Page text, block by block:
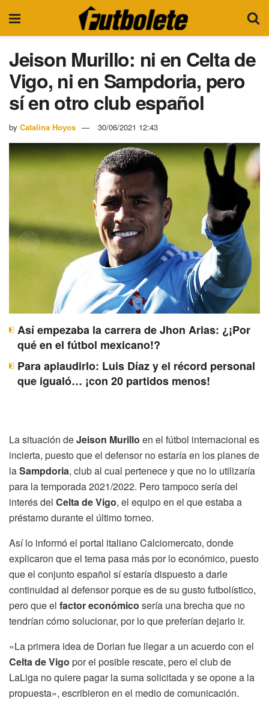
Jeison Murillo: ni en Celta de
Vigo, ni en Sampdoria, pero
sí en otro club español
by Catalina Hoyos 30/06/2021 12:43
Así empezaba la carrera de Jhon Arias: ¿¡Por
qué en el fútbol mexicano!?
Para aplaudirlo: Luis Díaz y el récord personal
que igualó… ¡con 20 partidos menos!
La situación deJeison Murillo en el fútbol internacional es
incierta, puesto que el defensor no estaría en los planes de
laSampdoria, club al cual pertenece y que no lo utilizaría
para la temporada 2021/2022. Pero tampoco sería del
interés del Celta de Vigo, el equipo en el que estaba a
préstamo durante el último torneo.
Así lo informó el portal italiano Calciomercato, donde
explicaron que el tema pasa más por lo económico, puesto
que el conjunto español sí estaría dispuesto a darle
continuidad al defensor porque es de su gusto futbolístico,
pero que el factor económico sería una brecha que no
tendrían cómo solucionar, por lo que preferían dejarlo ir.
«La primera idea de Dorian fue llegar a un acuerdo con el
Celta de Vigo por el posible rescate, pero el club de
LaLiga no quiere pagar la suma solicitada y se opone a la
propuesta», escribieron en el medio de comunicación.